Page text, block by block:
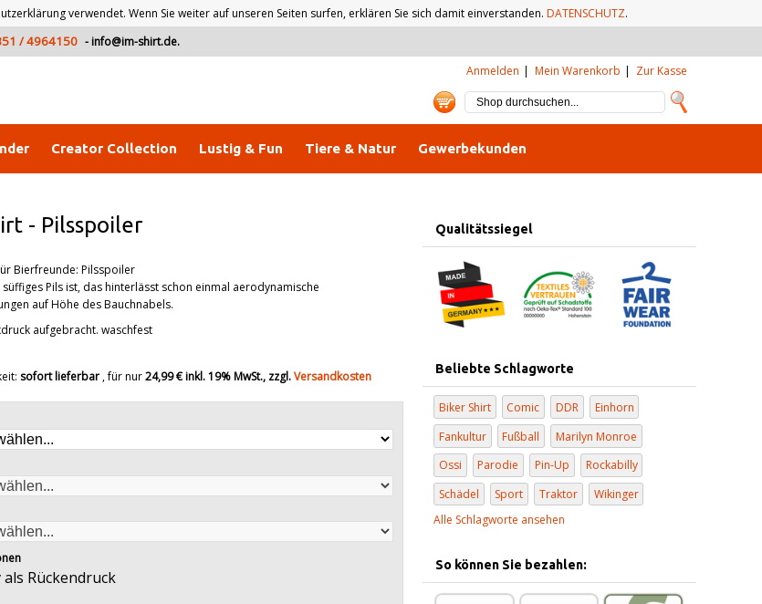
verwendet. Wenn Sie weiter auf unseren Seiten surfen, erklären Sie sich damit einverstanden. DATENSCHUTZ.
/ 4964150 - info@im-shirt.de.
Anmelden
Mein Warenkorb Zur Kasse
Creator Collection Lustig & Fun Tiere & Natur Gewerbekunden
- Pilsspoiler
Bierfreunde: Pilsspoiler
süffiges Pils ist, das hinterlässt schon einmal aerodynamische
auf Höhe des Bauchnabels.
aufgebracht. waschfest
sofort lieferbar , für nur24,99 €inkl. 19% MwSt., zzgl.Versandkosten
Rückendruck
Qualitätssiegel
Beliebte Schlagworte
Biker Shirt Comic DDR
Einhorn
Fankultur
Fußball
Marilyn Monroe
Ossi
Parodie Pin-Up
Rockabilly
Schädel
Sport Traktor
Wikinger
Alle Schlagworte ansehen
So können Sie bezahlen: